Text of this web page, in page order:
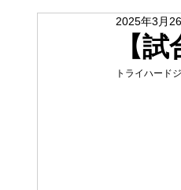
【
2025年3月
トライハード